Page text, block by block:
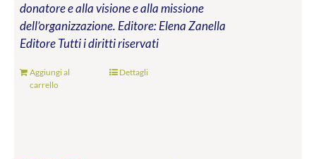
donatore e alla visione e alla missione
dell’organizzazione. Editore: Elena Zanella
EditoreTutti i diritti riservati
Aggiungi al
carrello
Dettagli